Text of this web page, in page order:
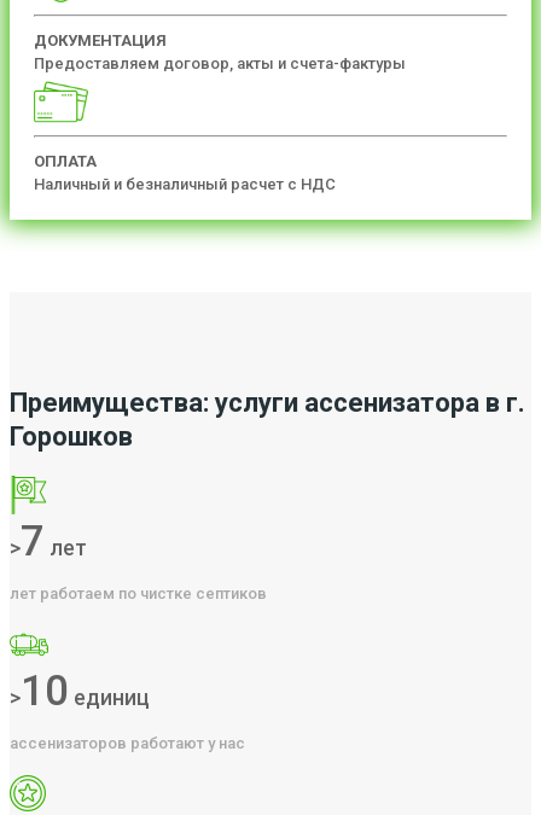
ДОКУМЕНТАЦИЯ
Предоставляем договор, акты и счета-фактуры
ОПЛАТА
Наличный и безналичный расчет с НДС
Преимущества: услуги ассенизатора в г.
Горошков
>7 лет
лет работаем по чистке септиков
>10 единиц
ассенизаторов работают у нас